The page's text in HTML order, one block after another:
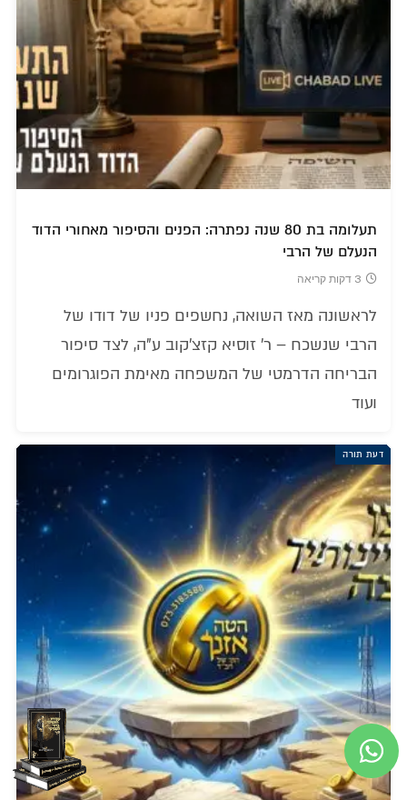
תעלומה בת 80 שנה נפתרה: הפנים והסיפור מאחורי הדוד
הנעלם של הרבי
3 דקות קריאה
לראשונה מאז השואה, נחשפים פניו של דודו של
הרבי שנשכח – ר' זוסיא קזצ'קוב ע"ה, לצד סיפור
הבריחה הדרמטי של המשפחה מאימת הפוגרומים
ועוד
דעת תורה